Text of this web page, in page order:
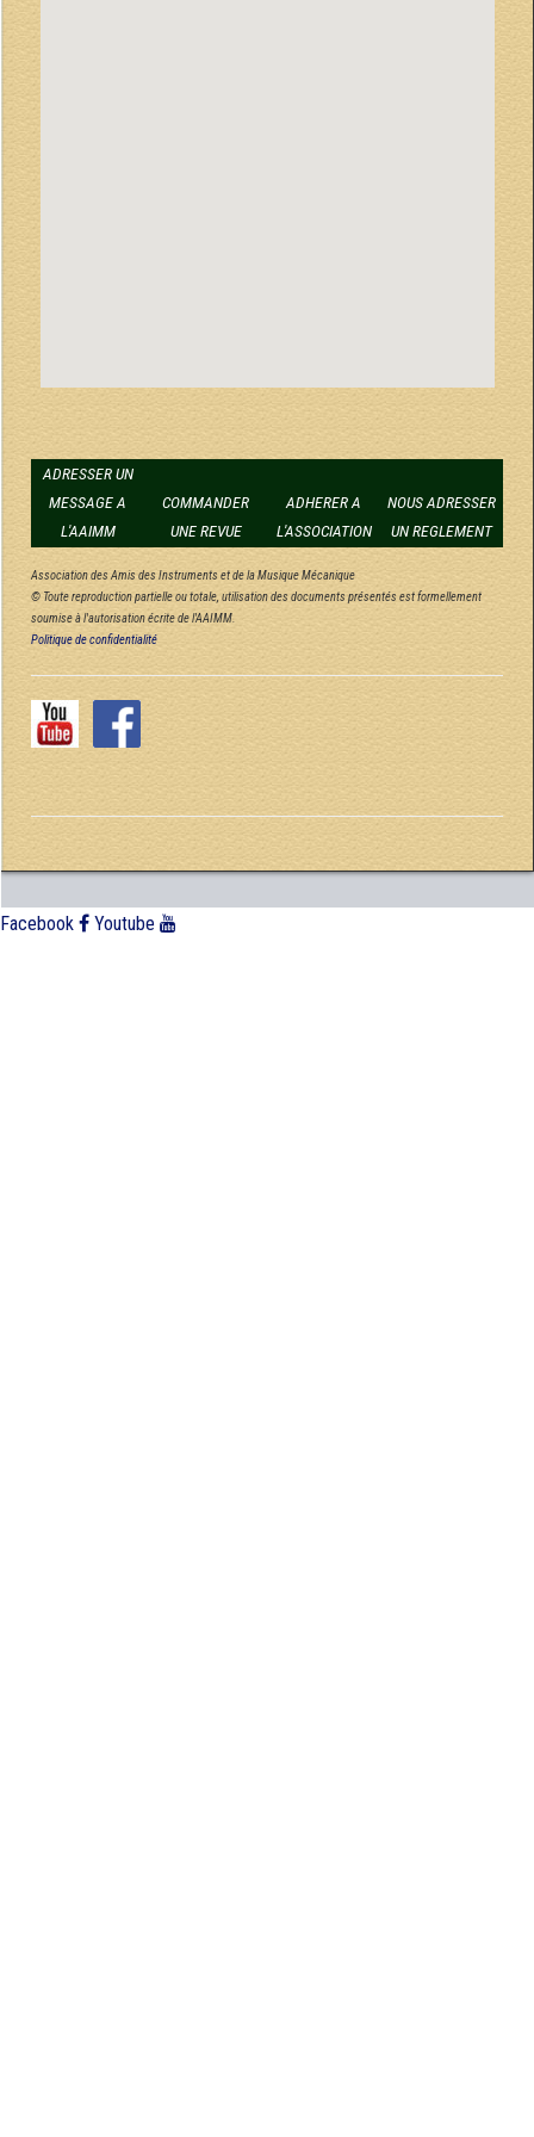
ADRESSER UN
MESSAGE A
L'AAIMM
COMMANDER
UNE REVUE
ADHERER A
L'ASSOCIATION
NOUS ADRESSER
UN REGLEMENT
Association des Amis des Instruments et de la Musique Mécanique
© Toute reproduction partielle ou totale, utilisation des documents présentés est formellement
soumise à l'autorisation écrite de l'AAIMM.
Politique de confidentialité
Facebook Youtube